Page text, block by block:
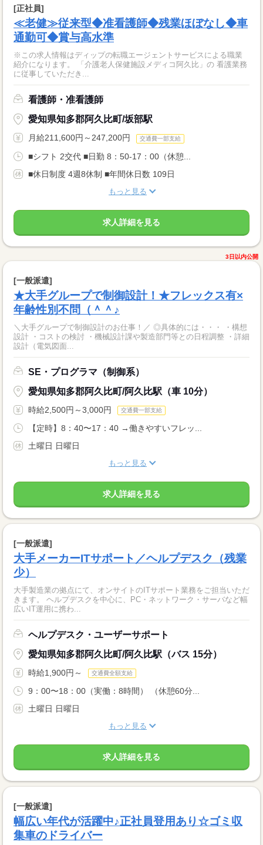
[正社員]
≪老健≫従来型◆准看護師◆残業ほぼなし◆車
通勤可◆賞与高水準
※この求人情報はディップの転職エージェントサービスによる職業
紹介になります。 「介護老人保健施設メディコ阿久比」の 看護業務
に従事していただき...
看護師・准看護師
愛知県知多郡阿久比町/坂部駅
月給211,600円～247,200円 交通費一部支給
■シフト 2交代 ■日勤 8：50-17：00（休憩...
■休日制度 4週8休制 ■年間休日数 109日
もっと見る
求人詳細を見る
3日以内公開
[一般派遣]
★大手グループで制御設計！★フレックス有×
年齢性別不問（＾＾♪
＼大手グループで制御設計のお仕事！／ ◎具体的には・・・ ・構想
設計 ・コストの検討 ・機械設計課や製造部門等との日程調整 ・詳細
設計（電気図面...
SE・プログラマ（制御系）
愛知県知多郡阿久比町/阿久比駅（車 10分）
時給2,500円～3,000円 交通費一部支給
【定時】8：40〜17：40 →働きやすいフレッ...
土曜日 日曜日
もっと見る
求人詳細を見る
[一般派遣]
大手メーカーITサポート／ヘルプデスク（残業
少）
大手製造業の拠点にて、オンサイトのITサポート業務をご担当いただ
きます。 ヘルプデスクを中心に、PC・ネットワーク・サーバなど幅
広いIT運用に携わ...
ヘルプデスク・ユーザーサポート
愛知県知多郡阿久比町/阿久比駅（バス 15分）
時給1,900円～ 交通費全額支給
9：00〜18：00（実働：8時間） （休憩60分...
土曜日 日曜日
もっと見る
求人詳細を見る
[一般派遣]
幅広い年代が活躍中♪正社員登用あり☆ゴミ収
集車のドライバー